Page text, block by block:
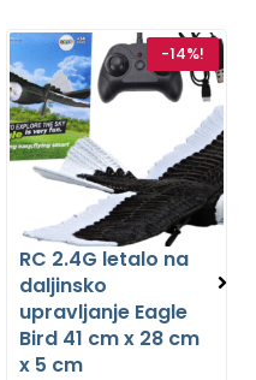
-14%!
RC 2.4G letalo na
daljinsko
upravljanje Eagle
Bird 41 cm x 28 cm
x 5 cm